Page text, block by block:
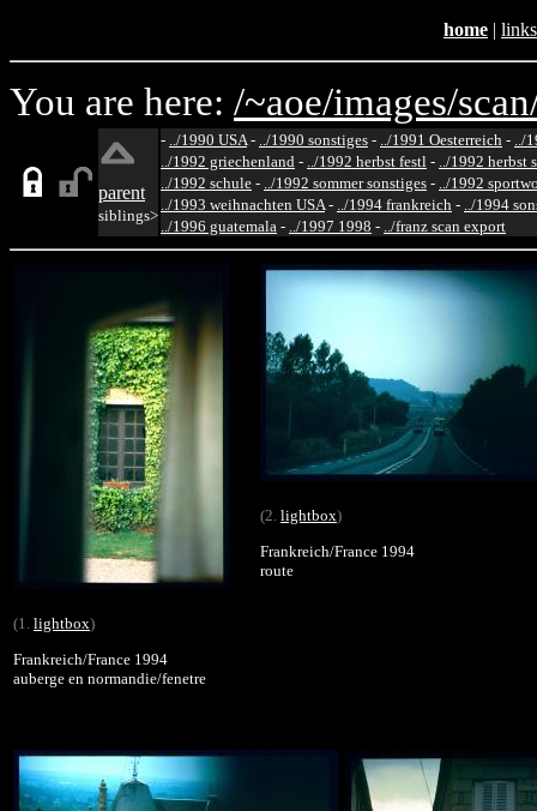
home | links
You are here: /~aoe/images/
parent
siblings>
- ../1990 USA- ../1990 sonstiges - ../1991 Oesterreich - ../
../1992 griechenland - ../1992 herbst festl - ../1992 herbst
../1992 schule - ../1992 sommer sonstiges - ../1992
../1993 weihnachten USA- ../1994 frankreich - ../1994
../1996 guatemala - ../1997 1998 - ../franz scan export
(1. lightbox)
Frankreich/France 1994
auberge en normandie/fenetre
(2. lightbox)
Frankreich/France 1994
route